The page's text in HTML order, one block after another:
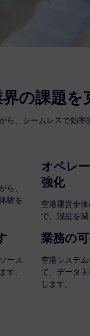
の課題を
ら、シームレスで効
ら、
験を
オペレ
強化
空港運営全
で、混乱を減
ース
す。
業務の
空港システ
て、データ
します。